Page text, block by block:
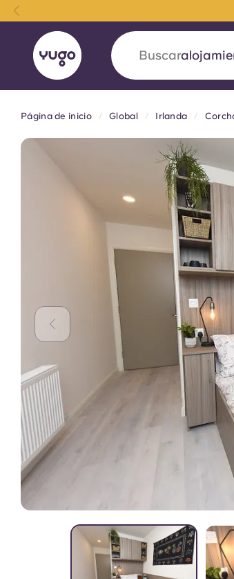
Buscarciudad
Acerca deUbicacionesMás
Yugo VCARB:
en el alojamiento
La colaboración pionera
la ambición y momentos
English (GB)
Página de inicio Global Irlanda